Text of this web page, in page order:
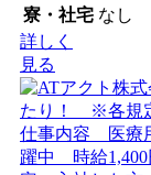
寮・社宅 なし
詳しく
見る